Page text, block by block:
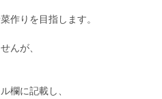
作りを目指します。
んが、
欄に記載し、